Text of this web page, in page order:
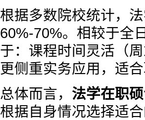
根据多数院校统计，
60%-70%。相较于全
于：课程时间灵活（
更侧重实务应用，适
总体而言， 法学在职
根据自身情况选择适